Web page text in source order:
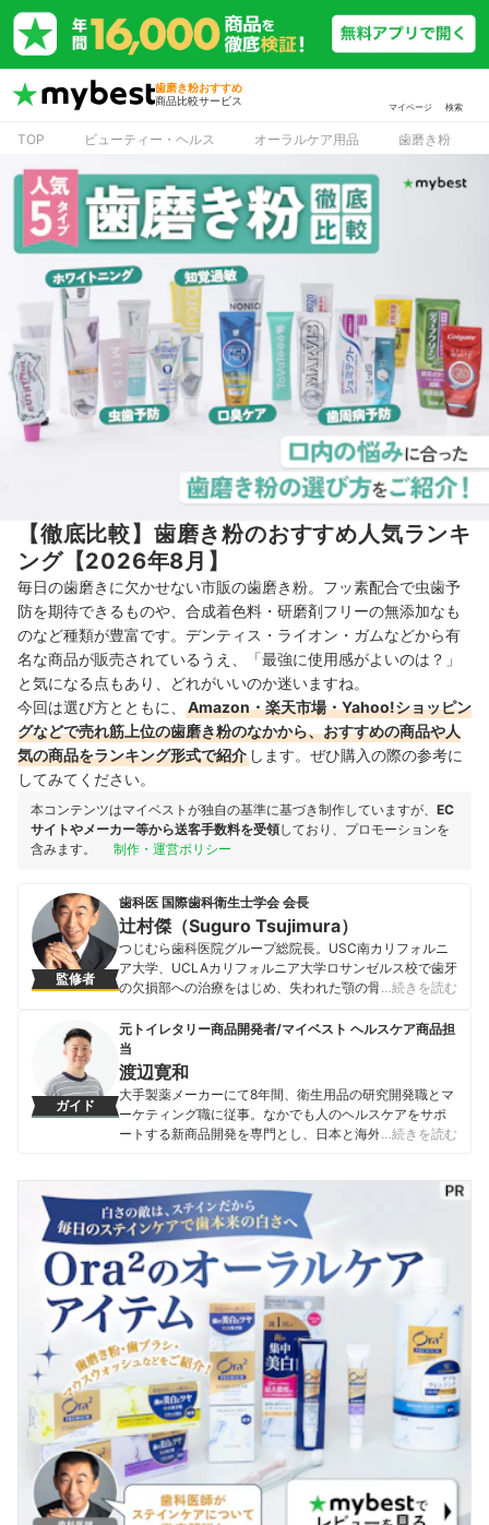
歯磨き粉おすすめ
商品比較サービス
マイページ 検索
TOP ビューティー・ヘルス オーラルケア用品 歯磨き粉
【徹底比較】歯磨き粉のおすすめ人気ランキ
ング【2026年8月】
毎日の歯磨きに欠かせない市販の歯磨き粉。フッ素配合で虫歯予
防を期待できるものや、合成着色料・研磨剤フリーの無添加なも
のなど種類が豊富です。デンティス・ライオン・ガムなどから有
名な商品が販売されているうえ、「最強に使用感がよいのは？」
と気になる点もあり、どれがいいのか迷いますね。
今回は選び方とともに、
Amazon・楽天市場・Yahoo!ショッピン
グなどで売れ筋上位の歯磨き粉のなかから、おすすめの商品や人
気の商品をランキング形式で紹介 します。ぜひ購入の際の参考に
してみてください。
本コンテンツはマイベストが独自の基準に基づき制作していますが、 EC
サイトやメーカー等から送客手数料を受領しており、プロモーションを
含みます。
制作・運営ポリシー
監修者
歯科医 国際歯科衛生士学会 会長
辻村傑（Suguro Tsujimura）
つじむら歯科医院グループ総院長。USC南カリフォルニ
ア大学、UCLAカリフォルニア大学ロサンゼルス校で歯牙
の欠損部への治療をはじめ、失われた顎の骨の再建術な
国際口腔インプラント学会認定医・指導医の資格を有
し、世界中の若き歯科医師に技術指導を行なっている。
さらにアメリカニューヨーク大学に拠点をおく iACD国際
歯科学会から任命を受け、国際歯科衛生士学会：
International Dental Hygienist Association初代会長に就
任。世界中の歯科予防活動の普及に従事し現在に至る。
著書・論文 ・治療ゼロの歯科医療をめざして 「トータ
傑） ・トータルヘルスプログラムによるストラテジー：
自由診療化への鍵（辻村傑）
辻村傑（Suguro Tsujimura）のプロフィール
…続きを読む
ガイド
元トイレタリー商品開発者/マイベスト ヘルスケア商品担
当
渡辺寛和
大手製薬メーカーにて8年間、衛生用品の研究開発職とマ
ーケティング職に従事。なかでも人のヘルスケアをサポ
ートする新商品開発を専門とし、日本と海外を合わせて
品全般の比較検証を担当。「ユーザーが知りたいことを
適切な検証に基づきわかりやすく提供する」をモットー
に、日々の業務に取り組んでいる。
渡辺寛和のプロフィール
…続きを読む